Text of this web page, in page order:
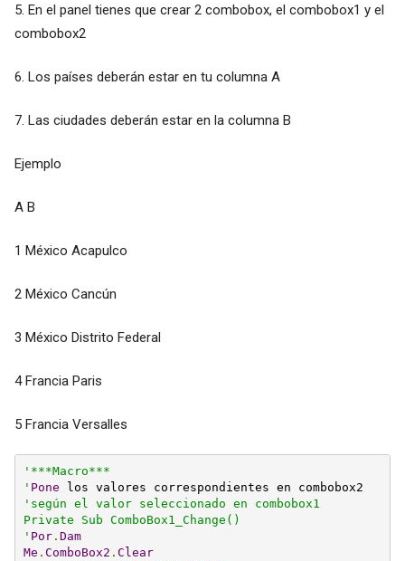
5. En el panel tienes que crear 2 combobox, el combobox1 y el
combobox2
6. Los países deberán estar en tu columna A
7. Las ciudades deberán estar en la columna B
Ejemplo
A B
1 México Acapulco
2 México Cancún
3 México Distrito Federal
4 Francia Paris
5 Francia Versalles
'***Macro***
' Pone
'según el valor seleccionado en combobox1
Private Sub ComboBox1_Change()
' Por .Dam
Me .ComboBox2 .Clear